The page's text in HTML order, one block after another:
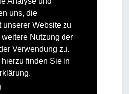
uns, die
unserer Website zu
Nutzung der
Verwendung zu.
finden Sie in
Performance